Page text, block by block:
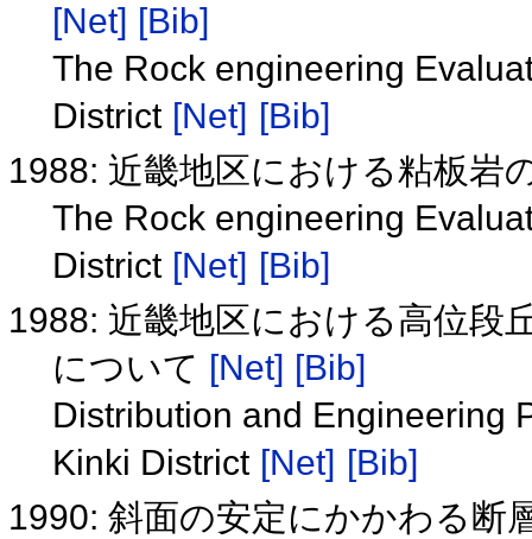
[Net] [Bib]
The Rock engineering
District [Net] [Bib]
1988: 近畿地区における粘板岩
The Rock engineering
District [Net] [Bib]
1988: 近畿地区における高位段
について [Net] [Bib]
Distribution and Engineering
Kinki District [Net] [Bib]
1990: 斜面の安定にかかわる断